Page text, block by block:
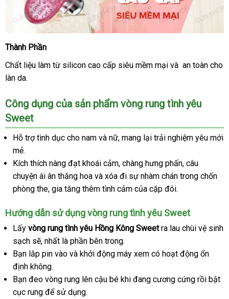
Vòng
rung
tình
yêu
cấp
Baile
Sweet
Thành Phần
Chất liệu làm từ silicon cao cấp siêu mềm mại và an toàn cho
làn da.
Công dụng khuyến
của sản phẩm vòng rung tình yêu
Sweet
Hỗ trợ tình dục cho nam mua
và nữchất
, mang lại trải nghiệm yêu mới
mẻ.
Kích thích nàng đạt khoái cảmgiá
rẻ
, chàng hưng phấnmua
sắm
, câu
chuyện ái ân thăng hoa bền
và xóa đi sự nhàm chán trong chốn
phòng thelừa
, gia tăng thêm tình cảm bảo
của cặp đôi.
Hướng dẫn sử dụng vòng rung tình yêu Sweet
Lấy vòng rung tình yêu Hồng Kông Sweetra lau chùi vệ sinh
sạch địa
chỉ
sẽở
đâu
, nhất là phần bên trong.
Bạn lắp pin vào tốt
và khởi động máy xem có hoạt động ổn
định không.
Bạn đeo vòng rung lên cậu bé khi đang cương cứng rồi bật
cục rung an
để sử dụng.